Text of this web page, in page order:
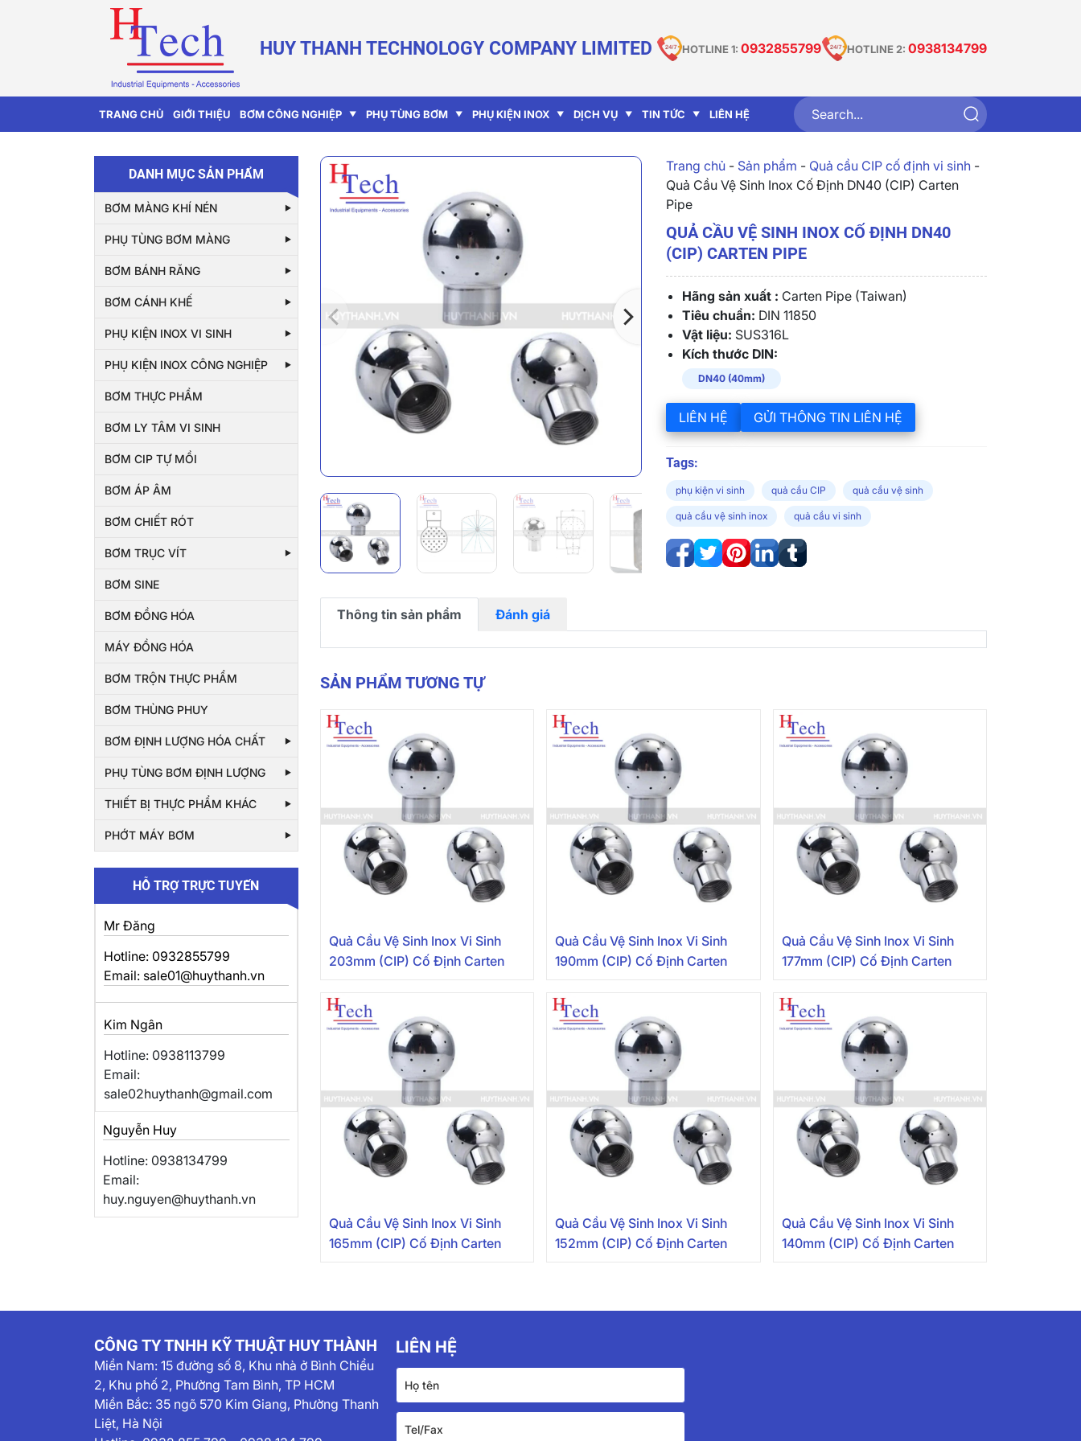
HUY THANH TECHNOLOGY COMPANY LIMITED HOTLINE 1: 0932855799 HOTLINE 2: 0938134799
TRANG CHỦ GIỚI THIỆU BƠM CÔNG NGHIỆP PHỤ TÙNG BƠM PHỤ KIỆN INOX DỊCH VỤ TIN TỨC LIÊN HỆ
DANH MỤC SẢN PHẨM
BƠM MÀNG KHÍ NÉN
PHỤ TÙNG BƠM MÀNG
BƠM BÁNH RĂNG
BƠM CÁNH KHẾ
PHỤ KIỆN INOX VI SINH
PHỤ KIỆN INOX CÔNG NGHIỆP
BƠM THỰC PHẨM
BƠM LY TÂM VI SINH
BƠM CIP TỰ MỒI
BƠM ÁP ÂM
BƠM CHIẾT RÓT
BƠM TRỤC VÍT
BƠM SINE
BƠM ĐỒNG HÓA
MÁY ĐỒNG HÓA
BƠM TRỘN THỰC PHẨM
BƠM THÙNG PHUY
BƠM ĐỊNH LƯỢNG HÓA CHẤT
PHỤ TÙNG BƠM ĐỊNH LƯỢNG
THIẾT BỊ THỰC PHẨM KHÁC
PHỚT MÁY BƠM
HỖ TRỢ TRỰC TUYẾN
Mr Đăng
Hotline: 0932855799
Email: sale01@huythanh.vn
Kim Ngân
Hotline: 0938113799
Email:
sale02huythanh@gmail.com
Nguyễn Huy
Hotline: 0938134799
Email:
huy.nguyen@huythanh.vn
Trang chủ- Sản phẩm - Quả cầu CIP cố định vi sinh-
Quả Cầu Vệ Sinh Inox Cố Định DN40 (CIP) Carten
Pipe
QUẢ CẦU VỆ SINH INOX CỐ ĐỊNH DN40
(CIP) CARTEN PIPE
Hãng sản xuất : Carten Pipe (Taiwan)
Tiêu chuẩn: DIN 11850
Vật liệu: SUS316L
Kích thước DIN:
DN40 (40mm)
LIÊN HỆ GỬI THÔNG TIN LIÊN HỆ
Tags:
phụ kiện vi sinh quả cầu CIP quả cầu vệ sinh
quả cầu vệ sinh inox quả cầu vi sinh
Thông tin sản phẩm Đánh giá
SẢN PHẨM TƯƠNG TỰ
Quả Cầu Vệ Sinh Inox Vi Sinh
203mm (CIP) Cố Định Carten
Quả Cầu Vệ Sinh Inox Vi Sinh
190mm (CIP) Cố Định Carten
Quả Cầu Vệ Sinh Inox Vi Sinh
177mm (CIP) Cố Định Carten
Quả Cầu Vệ Sinh Inox Vi Sinh
165mm (CIP) Cố Định Carten
Quả Cầu Vệ Sinh Inox Vi Sinh
152mm (CIP) Cố Định Carten
Quả Cầu Vệ Sinh Inox Vi Sinh
140mm (CIP) Cố Định Carten
CÔNG TY TNHH KỸ THUẬT HUY THÀNH
Miền Nam: 15 đường số 8, Khu nhà ở Bình Chiểu
2, Khu phố 2, Phường Tam Bình, TP HCM
Miền Bắc: 35 ngõ 570 Kim Giang, Phường Thanh
Liệt, Hà Nội
LIÊN HỆ